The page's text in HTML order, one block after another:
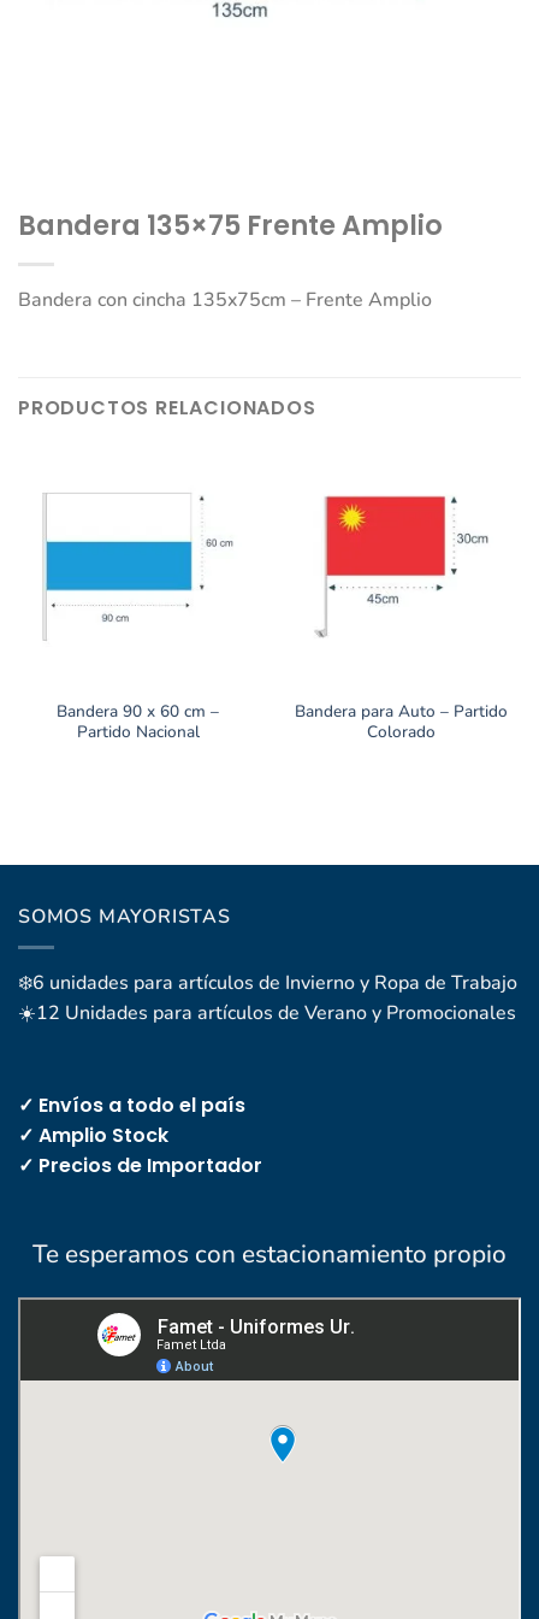
Bandera 135×75 Frente Amplio
Bandera con cincha 135x75cm – Frente Amplio
PRODUCTOS RELACIONADOS
Bandera 90 x 60 cm –
Partido Nacional
Bandera para Auto – Partido
Colorado
SOMOS MAYORISTAS
❄️6 unidades para artículos de Invierno y Ropa de Trabajo
☀️12 Unidades para artículos de Verano y Promocionales
✓ Envíos a todo el país
✓ Amplio Stock
✓ Precios de Importador
Te esperamos con estacionamiento propio